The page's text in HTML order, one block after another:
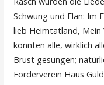
Schwung und Elan: Im
lieb Heimtatland, Mein
konnten alle, wirklich
Brust gesungen;
Förderverein Haus